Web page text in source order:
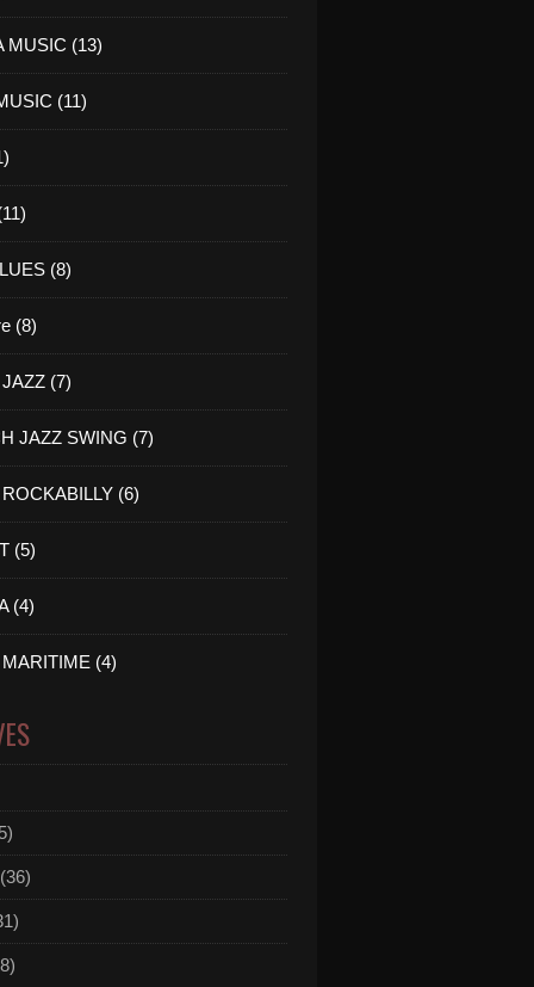
MUSIC (13)
(11)
(8)
(8)
(7)
JAZZ SWING (7)
(6)
(5)
(4)
(4)
(36)